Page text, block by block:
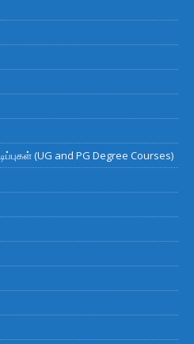
(UG and PG Degree Courses)